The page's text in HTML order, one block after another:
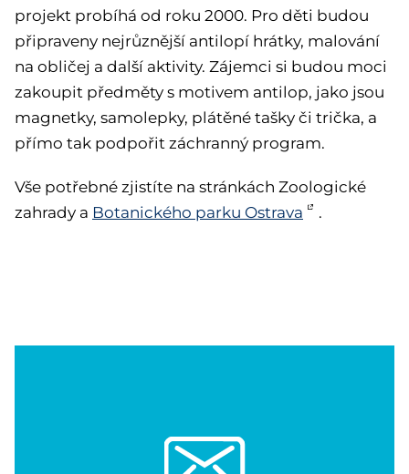
projekt probíhá od roku 2000. Pro děti budou
připraveny nejrůznější antilopí hrátky, malování
na obličej a další aktivity. Zájemci si budou moci
zakoupit předměty s motivem antilop, jako jsou
magnetky, samolepky, plátěné tašky či trička, a
přímo tak podpořit záchranný program.
Vše potřebné zjistíte na stránkách Zoologické
zahrady a Botanického parku Ostrava .